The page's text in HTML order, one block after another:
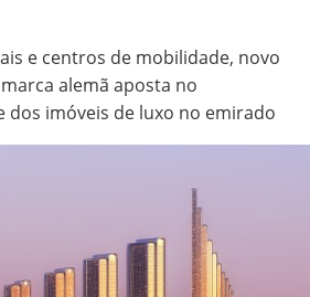
e centros de mobilidade, novo
alemã aposta no
imóveis de luxo no emirado